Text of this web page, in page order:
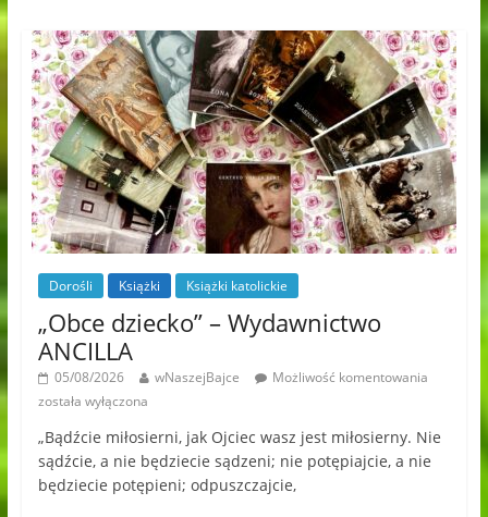
Dorośli Książki Książki katolickie
„Obce dziecko” – Wydawnictwo
ANCILLA
05/08/2026 wNaszejBajce
Możliwość komentowania
została wyłączona
„Bądźcie miłosierni, jak Ojciec wasz jest miłosierny. Nie
sądźcie, a nie będziecie sądzeni; nie potępiajcie, a nie
będziecie potępieni; odpuszczajcie,